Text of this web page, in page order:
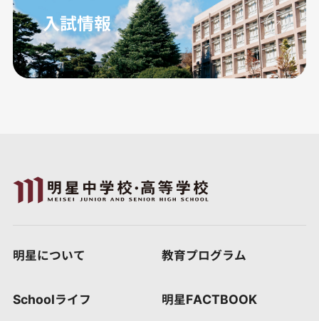
入試情報
明星について 教育プログラム
Schoolライフ 明星FACTBOOK